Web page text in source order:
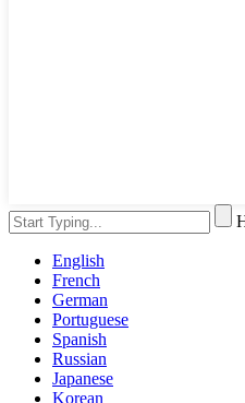
English
French
German
Portuguese
Spanish
Russian
Japanese
Korean